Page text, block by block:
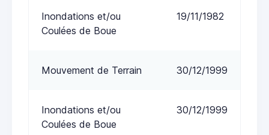
Inondations et/ou
Coulées de Boue
19/11/1982
Mouvement de Terrain 30/12/1999
Inondations et/ou
Coulées de Boue
30/12/1999